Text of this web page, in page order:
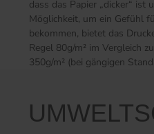
dass das Papier „dicker“ ist
Möglichkeit, um ein Gefühl
bekommen, bietet das
Regel 80g/m² im Vergleich
350g/m² (bei gängigen